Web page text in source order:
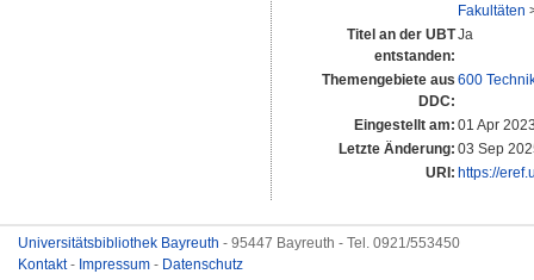
Fakultäten
Titel an der UBT
entstanden:
Ja
Themengebiete aus
DDC:
600
Eingestellt am: 01 Apr
Letzte Änderung: 03 Sep
URI: https://
Universitätsbibliothek Bayreuth - 95447 Bayreuth - Tel. 0921/553450
Kontakt- Impressum - Datenschutz